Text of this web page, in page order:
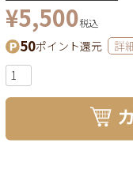
¥5,500税込
50ポイント還元 詳